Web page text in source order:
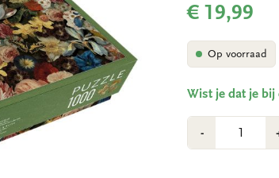
€ 19,99
Op voorraad
Wist je dat je bij
-Min
1